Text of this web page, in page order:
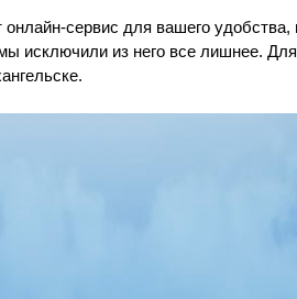
сервис для вашего
исключили из него все лишнее.